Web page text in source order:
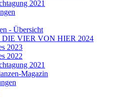
2021
- Übersicht
DIE VIER VON HIER 2024
2023
2022
2021
Magazin